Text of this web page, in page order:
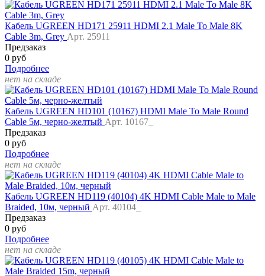
Кабель UGREEN HD171 25911 HDMI 2.1 Male To Male 8K
Cable 3m, Grey Арт. 25911
Предзаказ
0 руб
Подробнее
нет на складе
Кабель UGREEN HD101 (10167) HDMI Male To Male Round
Cable 5м, черно-желтый Арт. 10167_
Предзаказ
0 руб
Подробнее
нет на складе
Кабель UGREEN HD119 (40104) 4K HDMI Cable Male to Male
Braided, 10м, черный Арт. 40104_
Предзаказ
0 руб
Подробнее
нет на складе